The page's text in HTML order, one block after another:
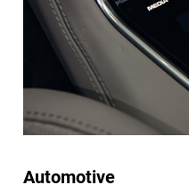
Automotive